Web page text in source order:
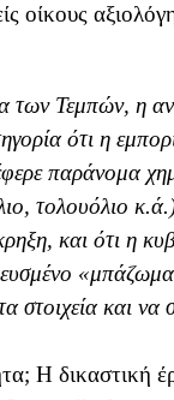
οίκους
των Τεμπών, η
ότι η
παράνομα
τολουόλιο
και ότι η
στοιχεία και να
Η δικαστική